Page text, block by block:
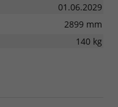
01.06.2029
2899 mm
140 kg